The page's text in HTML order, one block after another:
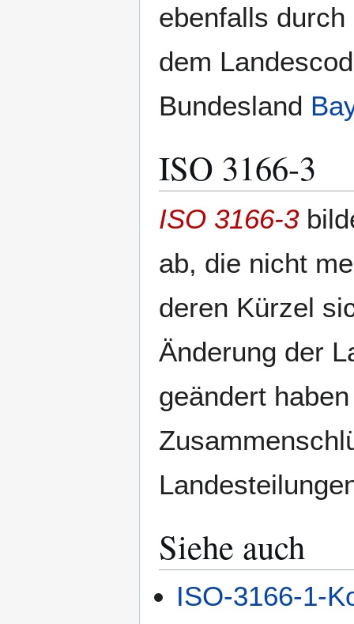
ebenfalls
dem
Bundesland
ISO 3166-3
ISO 3166-3
ab, die nicht
deren Kürzel
Änderung der
geändert
Siehe auch
ISO-3166-1-